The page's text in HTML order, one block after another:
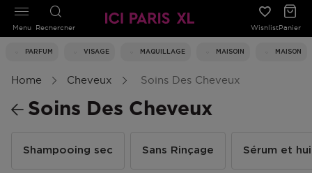
Rechercher WishlistPanier
PARFUM VISAGE MAQUILLAGE MAISOIN MAISON
Menu
Home Cheveux Soins Des Cheveux
Soins Des Cheveux
Shampooing sec Sans Rinçage Sérum et